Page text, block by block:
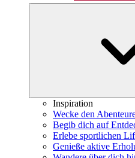
Inspiration
Wecke den
Begib dich auf
Erlebe sportlichen
Genieße aktive